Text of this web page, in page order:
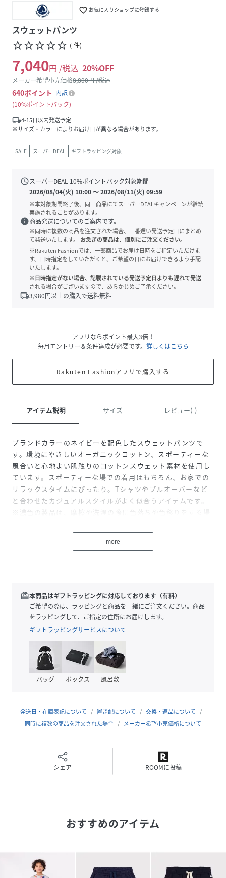
favorite_border お気に入りショップに登録する
スウェットパンツ
star_borderstar_borderstar_borderstar_borderstar_border (-件)
7,040円 /税込 20%OFF
メーカー希望小売価格8,800円 /税込
640ポイント 内訳
10%ポイントバック
local_shipping4-15日以内発送予定
※サイズ・カラーによりお届け日が異なる場合があります。
SALE スーパーDEAL ギフトラッピング対象
scheduleスーパーDEAL 10%ポイントバック対象期間
2026/08/04(火) 10:00〜2026/08/11(火) 09:59
※本対象期間終了後、同一商品にてスーパーDEALキャンペーンが継続
実施されることがあります。
info商品発送についてのご案内です。
※同時に複数の商品を注文された場合、一番遅い発送予定日にまとめ
て発送いたします。
お急ぎの商品は、個別にご注文ください。
※Rakuten Fashionでは、一部商品でお届け日時をご指定いただけま
す。日時指定をしていただくと、ご希望の日にお届けできるよう手配
いたします。
※日時指定がない場合、記載されている発送予定日よりも遅れて発送
される場合がございますので、あらかじめご了承ください。
local_shipping3,980円以上の購入で送料無料
アプリならポイント最大3倍！
毎月エントリー＆条件達成が必要です。 詳しくはこちら
Rakuten Fashionアプリで購入する
アイテム説明 サイズ レビュー(-)
ブランドカラーのネイビーを配色したスウェットパンツで
す。環境にやさしいオーガニックコットン、スポーティーな
風合いと心地よい肌触りのコットンスウェット素材を使用し
ています。スポーティーな場での着用はもちろん、お家での
リラックスタイムにぴったり。Tシャツやプルオーバーなど
と合わせたカジュアルスタイルがよく似合うアイテムです。
※濃色の製品は、摩擦や洗濯の際に色落ちや色移りをする場
キッズ
素材 100%綿
サイズ
6才 116cm、8才 128cm、10才 140cm、12才
152cm
NW5226_A0D0YB
A0D0YB-01-100 NW5226
more
redeem本商品はギフトラッピングに対応しております（有料）
ご希望の際は、ラッピングと商品を一緒にご注文ください。商品
をラッピングして、ご指定の住所にお届けします。
ギフトラッピングサービスについて
バッグ ボックス 風呂敷
発送日・在庫表記について 置き配について
交換・返品について
同時に複数の商品を注文された場合
メーカー希望小売価格について
シェア ROOMに投稿
おすすめのアイテム